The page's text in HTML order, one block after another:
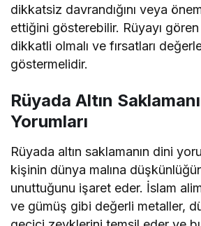
dikkatsiz davrandığını veya
ettiğini gösterebilir. Rüyayı
dikkatli olmalı ve fırsatları
göstermelidir.
Rüyada Altın
Yorumları
Rüyada altın saklamanın dini
kişinin dünya malına
unuttuğunu işaret eder. İslam
ve gümüş gibi değerli metaller,